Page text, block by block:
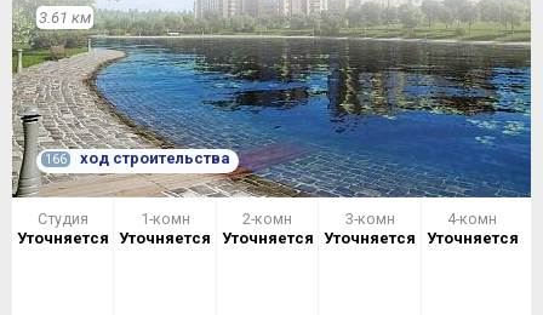
3.61 км
166 ход строительства
Студия
Уточняется
1-комн
Уточняется
2-комн
Уточняется
3-комн
Уточняется
4-комн
Уточняется